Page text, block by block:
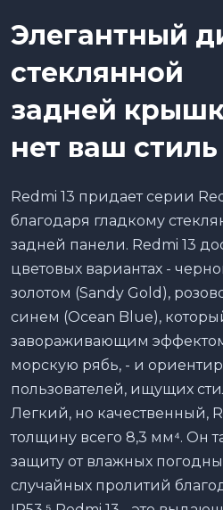
Элегантный
стеклянной
задней
нет ваш стиль
Redmi 13 придает серии
благодаря гладкому
задней панели. Redmi 13
цветовых вариантах -
золотом (Sandy Gold),
синем (Ocean Blue),
завораживающим
морскую рябь, - и
пользователей, ищущих
Легкий, но качественный,
толщину всего 8,3 мм⁴. Он
защиту от влажных
случайных пролитий